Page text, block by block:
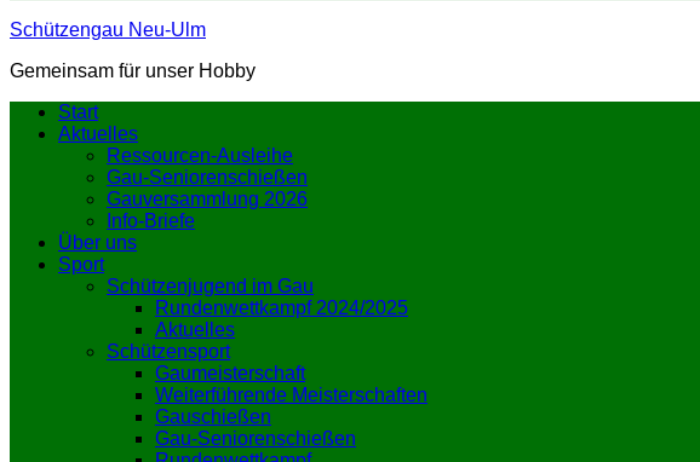
Schützengau Neu-Ulm
Gemeinsam für unser Hobby
Start
Aktuelles
Ressourcen-Ausleihe
Gau-Seniorenschießen
Gauversammlung 2026
Info-Briefe
Über uns
Sport
Schützenjugend im Gau
Rundenwettkampf 2024/2025
Aktuelles
Schützensport
Gaumeisterschaft
Weiterführende Meisterschaften
Gauschießen
Gau-Seniorenschießen